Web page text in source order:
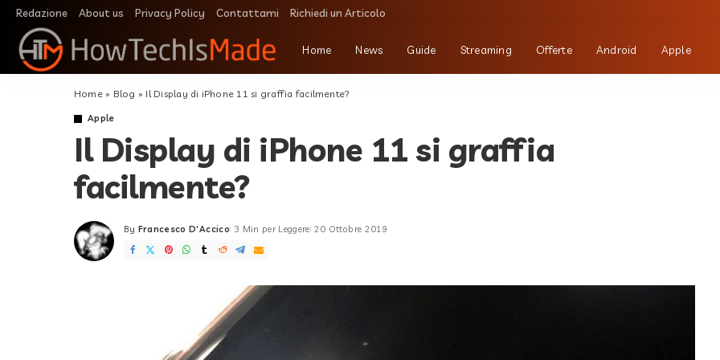
Redazione About us Privacy Policy Contattami Richiedi un Articolo
Home News Guide Streaming Offerte Android Apple
Home» Blog » Il Display di iPhone 11 si graffia facilmente?
Apple
Il Display di iPhone 11 si graffia
facilmente?
Posted
by
By Francesco D'Accico 3 Min per Leggere 20 Ottobre 2019